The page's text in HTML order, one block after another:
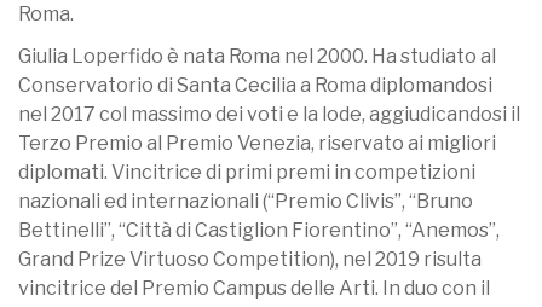
Roma.
Giulia Loperfido è nata Roma nel 2000. Ha studiato al
Conservatorio di Santa Cecilia a Roma diplomandosi
nel 2017 col massimo dei voti e la lode, aggiudicandosi il
Terzo Premio al Premio Venezia, riservato ai migliori
diplomati. Vincitrice di primi premi in competizioni
nazionali ed internazionali (“Premio Clivis”, “Bruno
Bettinelli”, “Città di Castiglion Fiorentino”, “Anemos”,
Grand Prize Virtuoso Competition), nel 2019 risulta
vincitrice del Premio Campus delle Arti. In duo con il